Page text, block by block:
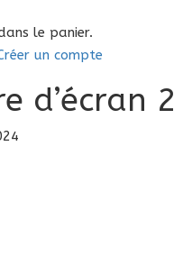
le panier.
un compte